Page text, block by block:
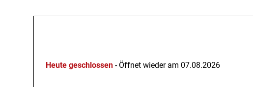
Heute geschlossen - Öffnet wieder am 07.08.2026